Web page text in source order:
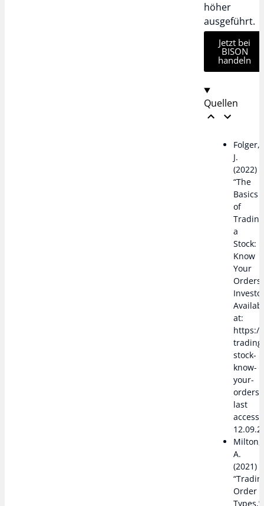
höher
ausgeführt.
Jetzt bei
BISON
handeln
Quellen
Folger,
J.
(2022)
“The
Basics
of
Trading
a
Stock:
Know
Your
at:
https://
stock-
know-
your-
orders/
last
Milton,
A.
(2021)
Order
Types,”